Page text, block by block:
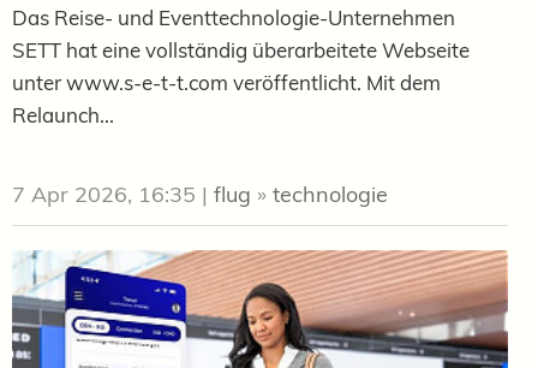
Das Reise- und Eventtechnologie-Unternehmen
SETT hat eine vollständig überarbeitete Webseite
unter www.s-e-t-t.com veröffentlicht. Mit dem
Relaunch...
7 Apr 2026, 16:35 | flug » technologie